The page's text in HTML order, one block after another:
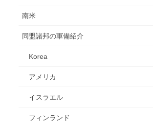
南米
同盟諸邦の軍備紹介
Korea
アメリカ
イスラエル
フィンランド